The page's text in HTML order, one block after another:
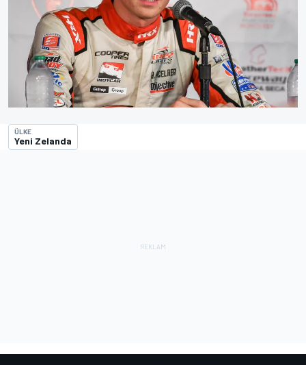
ÜLKE
Yeni Zelanda